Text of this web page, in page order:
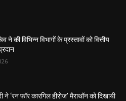
ने की विभिन्न विभागों के प्रस्तावों को वित्तीय
ने ‘रन फॉर कारगिल हीरोज’ मैराथॉन को दिखायी